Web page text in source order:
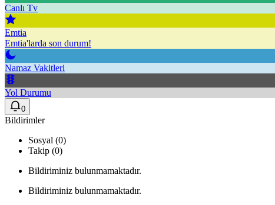
Canlı Tv
Emtia
Emtia'larda son durum!
Namaz Vakitleri
Yol Durumu
0
Bildirimler
Sosyal (0)
Takip (0)
Bildiriminiz bulunmamaktadır.
Bildiriminiz bulunmamaktadır.